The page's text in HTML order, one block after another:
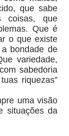
que sabe
coisas, que
Que é
o que existe
bondade de
variedade,
sabedoria
riquezas”
uma visão
situações da